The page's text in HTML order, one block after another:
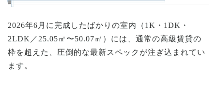
2026年6月に完成したばかりの室内（1K・1DK・
2LDK／25.05㎡〜50.07㎡）には、通常の高級賃貸の
枠を超えた、圧倒的な最新スペックが注ぎ込まれてい
ます。